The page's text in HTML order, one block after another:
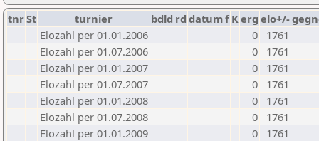
tnrSt turnier bdld rd datumf Kerg elo+/-
Elozahl per 01.01.2006
0
1761
Elozahl per 01.07.2006
0
1761
Elozahl per 01.01.2007
0
1761
Elozahl per 01.07.2007
0
1761
Elozahl per 01.01.2008
0
1761
Elozahl per 01.07.2008
0
1761
Elozahl per 01.01.2009
0
1761